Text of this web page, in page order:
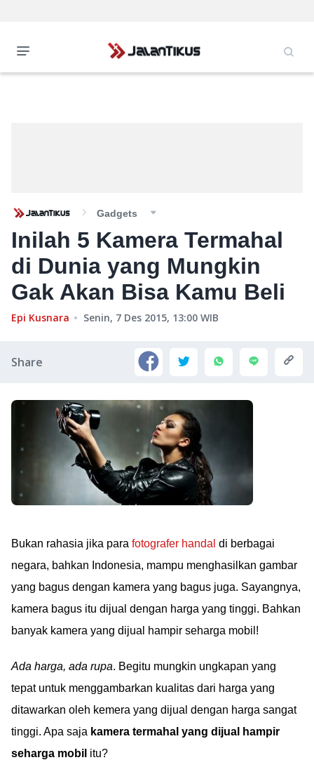
Gadgets
Inilah 5 Kamera Termahal
di Dunia yang Mungkin
Gak Akan Bisa Kamu Beli
Epi Kusnara Senin, 7 Des 2015, 13:00 WIB
Share
Bukan rahasia jika para fotografer handal di berbagai
negara, bahkan Indonesia, mampu menghasilkan gambar
yang bagus dengan kamera yang bagus juga. Sayangnya,
kamera bagus itu dijual dengan harga yang tinggi. Bahkan
banyak kamera yang dijual hampir seharga mobil!
Ada harga, ada rupa. Begitu mungkin ungkapan yang
tepat untuk menggambarkan kualitas dari harga yang
ditawarkan oleh kemera yang dijual dengan harga sangat
tinggi. Apa saja kamera termahal yang dijual hampir
seharga mobil itu?